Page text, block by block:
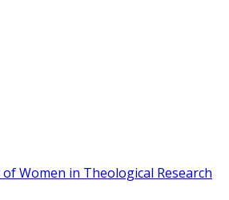
Women in Theological Research